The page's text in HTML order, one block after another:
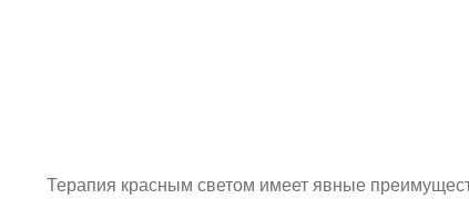
Терапия красным светом имеет явные